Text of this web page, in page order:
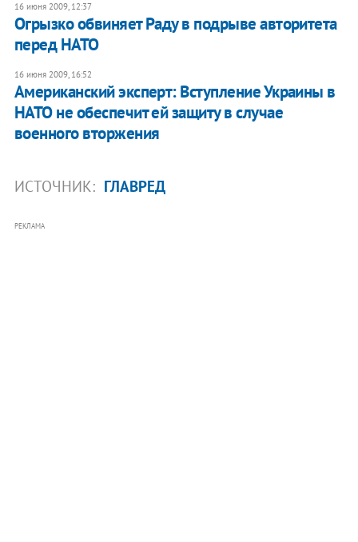
16 июня 2009, 12:37
Огрызко обвиняет Раду в подрыве авторитета
перед НАТО
16 июня 2009, 16:52
Американский эксперт: Вступление Украины в
НАТО не обеспечит ей защиту в случае
военного вторжения
ИСТОЧНИК: ГЛАВРЕД
РЕКЛАМА